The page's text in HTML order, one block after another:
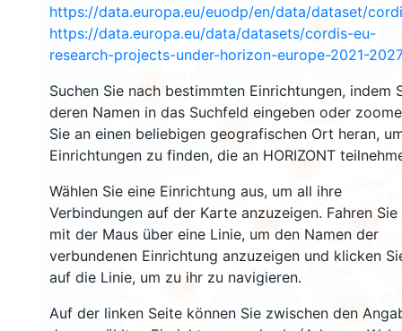
https://data.europa.eu/euodp/en/data/dataset/
https://data.europa.eu/data/datasets/cordis-eu-
research-projects-under-horizon-europe-2021-2027
Suchen Sie nach bestimmten Einrichtungen, indem
deren Namen in das Suchfeld eingeben oder
Sie an einen beliebigen geografischen Ort heran,
Einrichtungen zu finden, die an HORIZONT
Wählen Sie eine Einrichtung aus, um all ihre
Verbindungen auf der Karte anzuzeigen. Fahren Sie
mit der Maus über eine Linie, um den Namen der
verbundenen Einrichtung anzuzeigen und klicken
auf die Linie, um zu ihr zu navigieren.
Auf der linken Seite können Sie zwischen den
1553
7766
834
1389
2934
10058
6493
12881